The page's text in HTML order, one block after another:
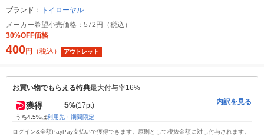
ブランド：
トイローヤル
メーカー希望小売価格： 572円（税込）
30%OFF価格
400円 （税込） アウトレット
お買い物でもらえる特典最大付与率16%
獲得 5%(17pt)
うち4.5%は利用先・期間限定
内訳を見る
ログイン&全額PayPay支払いで獲得できます。原則として税抜金額に対し付与されます。